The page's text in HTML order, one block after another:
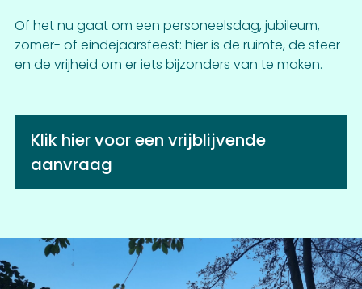
Of het nu gaat om een personeelsdag, jubileum,
zomer- of eindejaarsfeest: hier is de ruimte, de sfeer
en de vrijheid om er iets bijzonders van te maken.
Klik hier voor een vrijblijvende
aanvraag